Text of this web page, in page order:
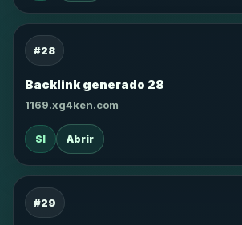
#28
Backlink generado 28
1169.xg4ken.com
SI Abrir
#29